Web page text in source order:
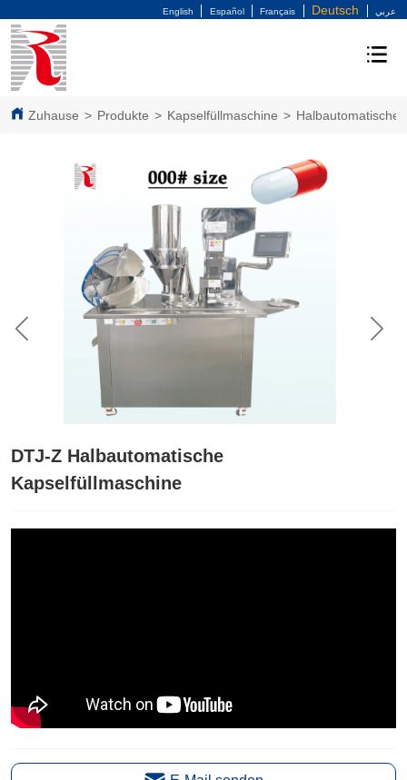
English Español Français Deutsch عربي
Zuhause > Produkte > Kapselfüllmaschine > Halbautomatische
DTJ-Z Halbautomatische
Kapselfüllmaschine